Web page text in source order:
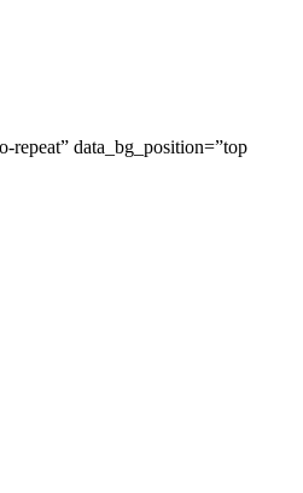
repeat” data_bg_position=”top